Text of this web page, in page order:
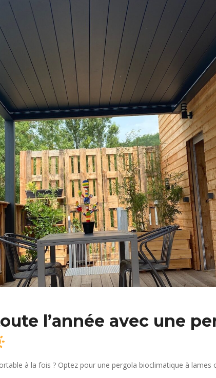
l’année avec une
à la fois ? Optez pour une pergola bioclimatique à lames